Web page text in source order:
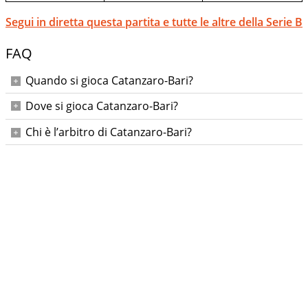
Segui in diretta questa partita e tutte le altre della Serie B
FAQ
Quando si gioca Catanzaro-Bari?
Sabato 9 maggio 2026, calcio d’inizio alle ore 20:30.
Dove si gioca Catanzaro-Bari?
Allo stadio Nicola Ceravolo di Catanzaro.
Chi è l’arbitro di Catanzaro-Bari?